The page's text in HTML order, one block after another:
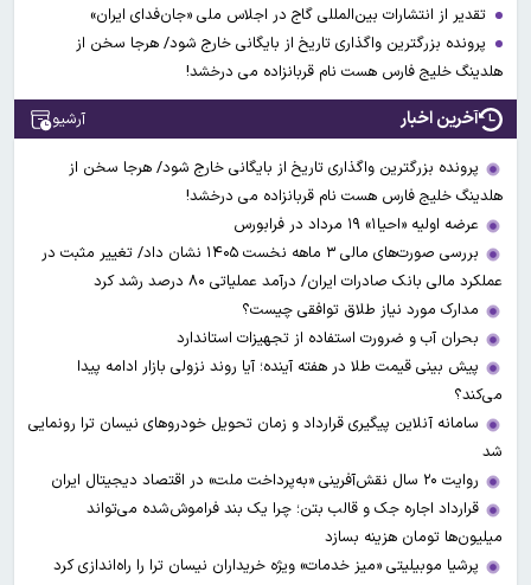
تقدیر از انتشارات بین‌المللی گاج در اجلاس ملی «جان‌فدای ایران»
پرونده بزرگترین واگذاری تاریخ از بایگانی خارج شود/ هرجا سخن از
هلدینگ خلیج فارس هست نام قربانزاده می درخشد!
آخرین اخبار آرشیو
پرونده بزرگترین واگذاری تاریخ از بایگانی خارج شود/ هرجا سخن از
هلدینگ خلیج فارس هست نام قربانزاده می درخشد!
عرضه اولیه «احیا۱» ۱۹ مرداد در فرابورس
بررسی صورت‌های مالی ۳ ماهه نخست ۱۴۰۵ نشان داد/ تغییر مثبت در
عملکرد مالی بانک صادرات ایران/ درآمد عملیاتی ۸۰ درصد رشد کرد
مدارک مورد نیاز طلاق توافقی چیست؟
بحران آب و ضرورت استفاده از تجهیزات استاندارد
پیش بینی قیمت طلا در هفته آینده؛ آیا روند نزولی بازار ادامه پیدا
می‌کند؟
سامانه آنلاین پیگیری قرارداد‌ و زمان تحویل خودرو‌های نیسان ترا رونمایی
شد
روایت ۲۰ سال نقش‌آفرینی «به‌پرداخت ملت» در اقتصاد دیجیتال ایران
قرارداد اجاره جک و قالب بتن؛ چرا یک بند فراموش‌شده می‌تواند
میلیون‌ها تومان هزینه بسازد
پرشیا موبیلیتی «میز خدمات» ویژه خریداران نیسان ترا را راه‌اندازی کرد